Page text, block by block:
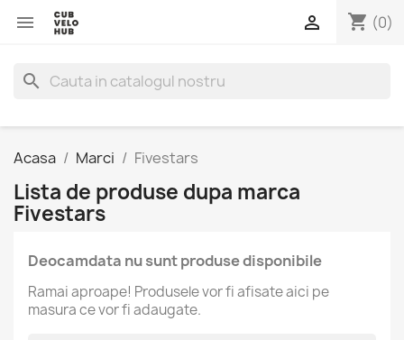
 shopping_cart (0)

search
Acasa Marci Fivestars
Lista de produse dupa marca
Fivestars
Deocamdata nu sunt produse disponibile
Ramai aproape! Produsele vor fi afisate aici pe
masura ce vor fi adaugate.